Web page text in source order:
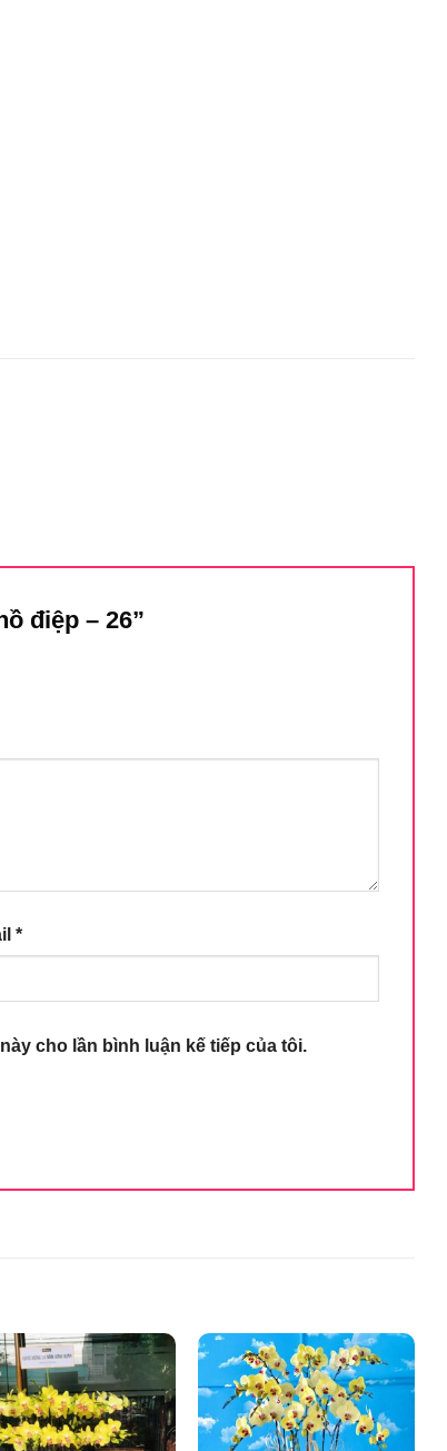
điệp – 26”
*
cho lần bình luận kế tiếp của tôi.